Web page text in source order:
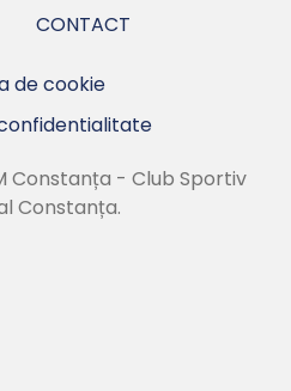
CONTACT
de cookie
Constanța - Club Sportiv
Constanța.